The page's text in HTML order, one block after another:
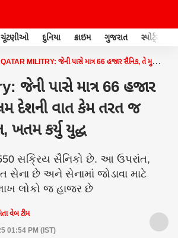
ચૂંટણીઓ દુનિયા ક્રાઇમ ગુજરાત સ્પોર્ટ્સ
QATAR MILITRY: જેની પાસે માત્ર 66 હજાર સૈનિક, તે મુસ્લિમ
જેની પાસે માત્ર 66 હજાર
દેશની વાત કેમ તરત જ
ખતમ કર્યુ યુદ્ધ
સક્રિય સૈનિકો છે. આ ઉપરાંત,
સેના છે અને સેનામાં જોડાવા માટે
લોકો જ હાજર છે
વેબ ટીમ
01:54 PM (IST)